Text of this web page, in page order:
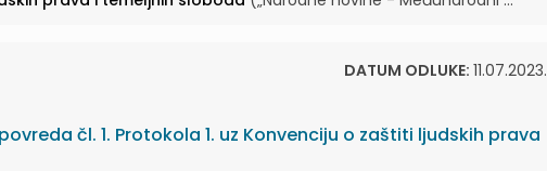
DATUM ODLUKE: 11.07.2023.
čl. 1. Protokola 1. uz Konvenciju o zaštiti ljudskih prava